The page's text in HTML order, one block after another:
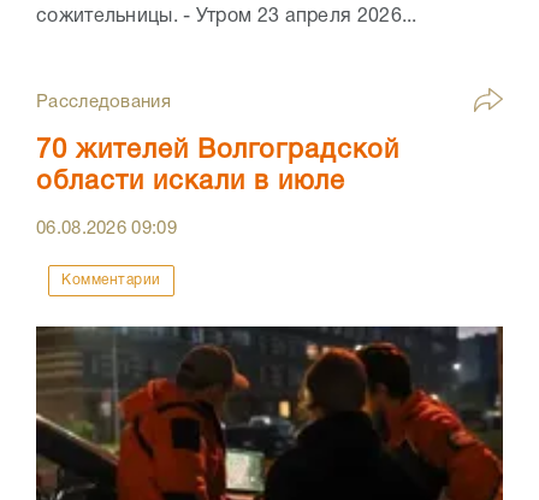
сожительницы. - Утром 23 апреля 2026...
Расследования
70 жителей Волгоградской
области искали в июле
06.08.202609:09
Комментарии